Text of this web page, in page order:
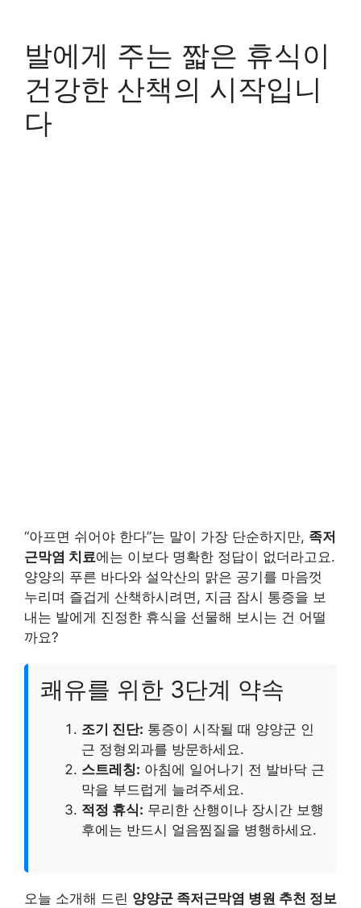
발에게 주는 짧은 휴식이
건강한 산책의 시작입니
다
“아프면 쉬어야 한다”는 말이 가장 단순하지만, 족저
근막염 치료에는 이보다 명확한 정답이 없더라고요.
양양의 푸른 바다와 설악산의 맑은 공기를 마음껏
누리며 즐겁게 산책하시려면, 지금 잠시 통증을 보
내는 발에게 진정한 휴식을 선물해 보시는 건 어떨
까요?
쾌유를 위한 3단계 약속
조기 진단: 통증이 시작될 때 양양군 인
근 정형외과를 방문하세요.
스트레칭: 아침에 일어나기 전 발바닥 근
막을 부드럽게 늘려주세요.
적정 휴식: 무리한 산행이나 장시간 보행
후에는 반드시 얼음찜질을 병행하세요.
오늘 소개해 드린 양양군 족저근막염 병원 추천 정보